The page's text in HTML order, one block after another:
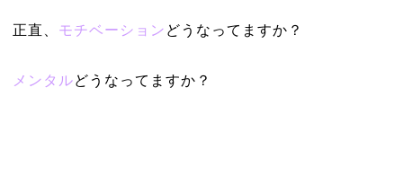
正直、 モチベーション どうなってますか？
メンタルどうなってますか？